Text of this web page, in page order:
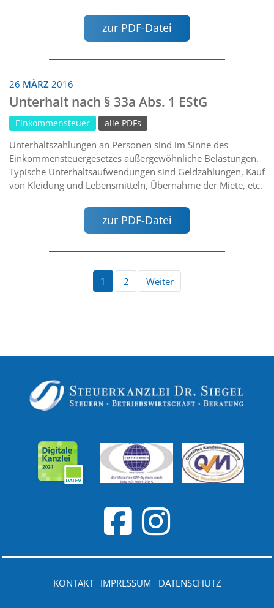
zur PDF-Datei
26 MÄRZ 2016
Unterhalt nach § 33a Abs. 1 EStG
Einkommensteuer alle PDFs
Unterhaltszahlungen an Personen sind im Sinne des
Einkommensteuergesetzes außergewöhnliche Belastungen.
Typische Unterhaltsaufwendungen sind Geldzahlungen, Kauf
von Kleidung und Lebensmitteln, Übernahme der Miete, etc.
zur PDF-Datei
1 2 Weiter
KONTAKT IMPRESSUM DATENSCHUTZ